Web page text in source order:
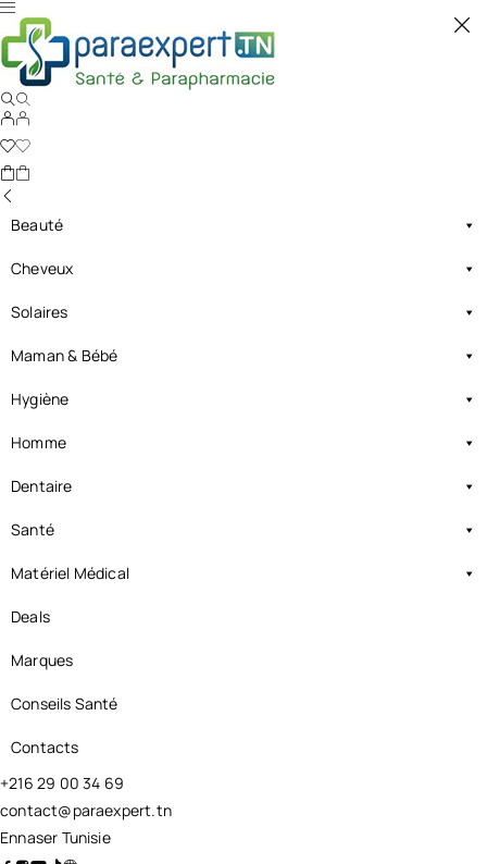
Beauté
Cheveux
Solaires
Maman & Bébé
Hygiène
Homme
Dentaire
Santé
Matériel Médical
Deals
Marques
Conseils Santé
Contacts
+216 29 00 34 69
contact@paraexpert.tn
Ennaser Tunisie